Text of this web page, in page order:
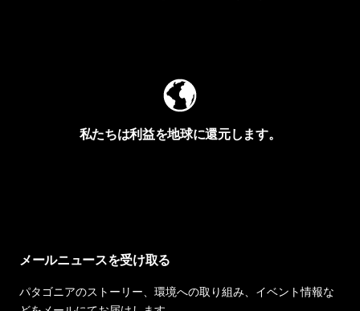
私たちは利益を地球に還元します。
メールニュースを受け取る
パタゴニアのストーリー、環境への取り組み、イベント情報な